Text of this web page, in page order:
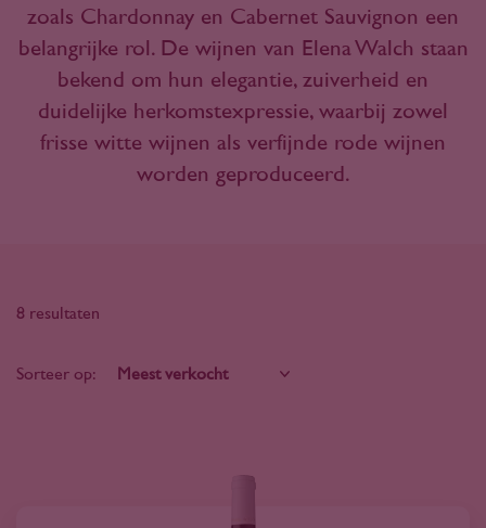
zoals Chardonnay en Cabernet Sauvignon een
belangrijke rol. De wijnen van Elena Walch staan
bekend om hun elegantie, zuiverheid en
duidelijke herkomstexpressie, waarbij zowel
frisse witte wijnen als verfijnde rode wijnen
worden geproduceerd.
8 resultaten
Sorteer op: